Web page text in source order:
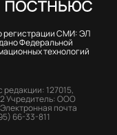
регистрации СМИ: ЭЛ
Федеральной
технологий
редакции: 127015,
Учредитель: ООО
Электронная почта
66-33-811